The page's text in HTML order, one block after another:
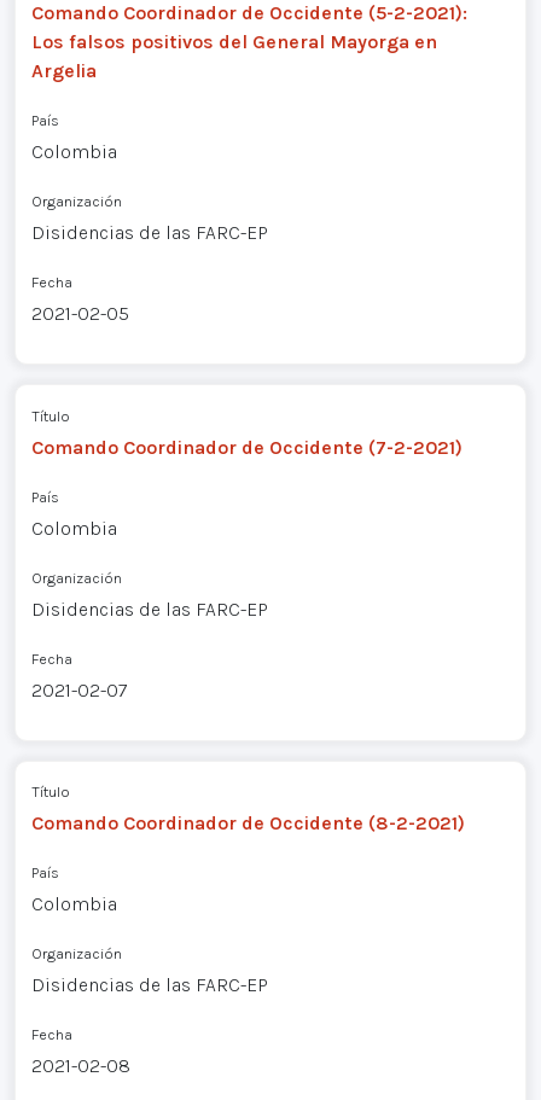
Comando Coordinador de Occidente (5-2-2021):
Los falsos positivos del General Mayorga en
Argelia
País
Colombia
Organización
Disidencias de las FARC-EP
Fecha
2021-02-05
Título
Comando Coordinador de Occidente (7-2-2021)
País
Colombia
Organización
Disidencias de las FARC-EP
Fecha
2021-02-07
Título
Comando Coordinador de Occidente (8-2-2021)
País
Colombia
Organización
Disidencias de las FARC-EP
Fecha
2021-02-08